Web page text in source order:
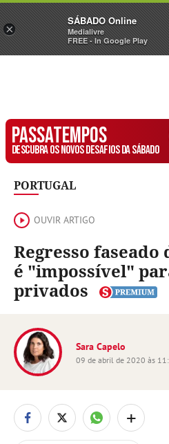
Sábado
PASSATEMPOS
DESCUBRA OS NOVOS DESAFIOS DA SÁBADO
PORTUGAL
OUVIR ARTIGO
Regresso faseado
é "impossível"
privados
Sara Capelo
09 de abril de 2020 às
+
×
SÁBADO Online
Medialivre
FREE - In Google Play